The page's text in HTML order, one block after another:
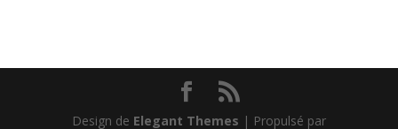
Design de Elegant Themes | Propulsé par